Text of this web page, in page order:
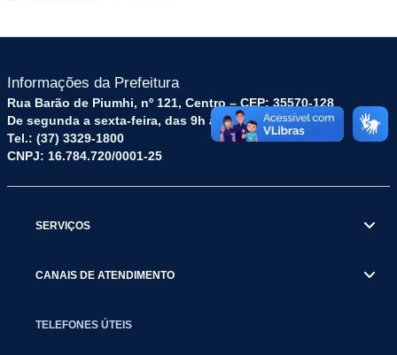
Informações da Prefeitura
Rua Barão de Piumhi, nº 121, Centro – CEP: 35570-128
De segunda a sexta-feira, das 9h às 16h
Tel.: (37) 3329-1800
CNPJ: 16.784.720/0001-25
SERVIÇOS
CANAIS DE ATENDIMENTO
TELEFONES ÚTEIS